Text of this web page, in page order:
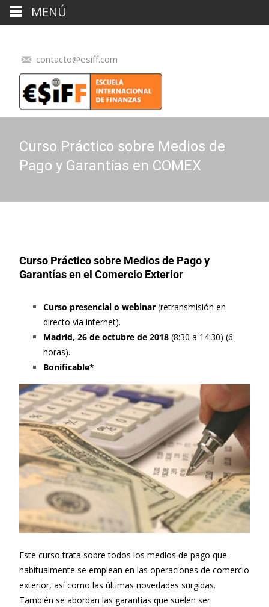
contacto@esiff.com
Curso Práctico sobre Medios de
Pago y Garantías en COMEX
Curso Práctico sobre Medios de Pago y
Garantías en el Comercio Exterior
Curso presencial o webinar (retransmisión en
directo vía internet).
Madrid, 26 de octubre de 2018 (8:30 a 14:30) (6
horas).
Bonificable*
Este curso trata sobre todos los medios de pago que
habitualmente se emplean en las operaciones de comercio
exterior, así como las últimas novedades surgidas.
También se abordan las garantias que suelen ser
MENÚ